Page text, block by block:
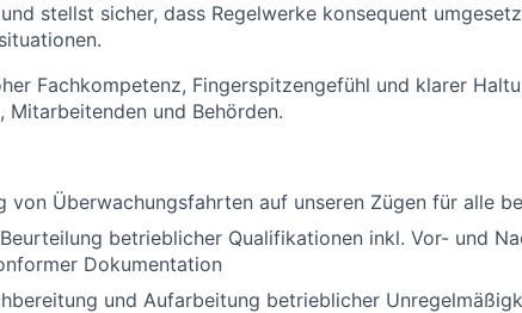
stellst sicher, dass Regelwerke konsequent
Fachkompetenz, Fingerspitzengefühl und klarer
Mitarbeitenden und Behörden.
von Überwachungsfahrten auf unseren Zügen für alle
betrieblicher Qualifikationen inkl. Vor- und
Dokumentation
und Aufarbeitung betrieblicher